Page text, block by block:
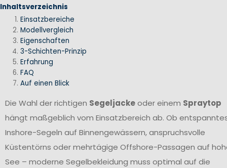
Inhaltsverzeichnis
Einsatzbereiche
Modellvergleich
Eigenschaften
3-Schichten-Prinzip
Erfahrung
FAQ
Auf einen Blick
Die Wahl der richtigen Segeljackeoder einem Spraytop
hängt maßgeblich vom Einsatzbereich ab. Ob
Inshore-Segeln auf Binnengewässern, anspruchsvolle
Küstentörns oder mehrtägige Offshore-Passagen auf
See – moderne Segelbekleidung muss optimal auf die